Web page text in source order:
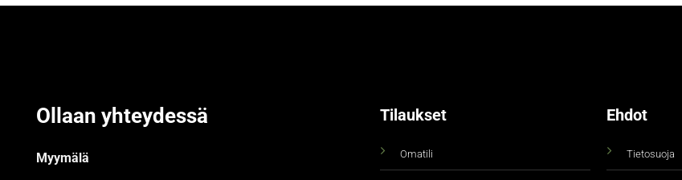
Ollaan yhteydessä
Myymälä
Tilaukset
Omatili
Ehdot
Tietosuoja